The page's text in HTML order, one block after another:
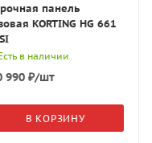
панель
KORTING HG 661
в наличии
990₽/шт
В КОРЗИНУ